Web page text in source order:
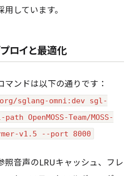
しています。
ロイと最適化
ンドは以下の通りです：
sglang-omni:dev sgl-
OpenMOSS-Team/MOSS-
v1.5 --port 8000
照音声のLRUキャッシュ、フレ